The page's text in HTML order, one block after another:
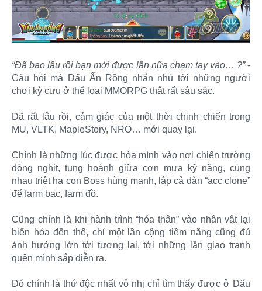
“Đã bao lâu rồi bạn mới được lần nữa chạm tay vào… ?”-
Câu hỏi mà Dấu Ấn Rồng nhắn nhủ tới những người
chơi kỳ cựu ở thể loại MMORPG thật rất sâu sắc.
Đã rất lâu rồi, cảm giác của một thời chinh chiến trong
MU, VLTK, MapleStory, NRO… mới quay lại.
Chính là những lúc được hòa mình vào nơi chiến trường
đông nghịt, tung hoành giữa cơn mưa kỹ năng, cùng
nhau triệt hạ con Boss hùng mạnh, lập cả dàn “acc clone”
để farm bạc, farm đồ.
Cũng chính là khi hành trình “hóa thân” vào nhân vật lại
biến hóa đến thế, chỉ một lần cộng tiềm năng cũng đủ
ảnh hưởng lớn tới tương lai, tới những lần giao tranh
quên mình sắp diễn ra.
Đó chính là thứ độc nhất vô nhị chỉ tìm thấy được ở Dấu